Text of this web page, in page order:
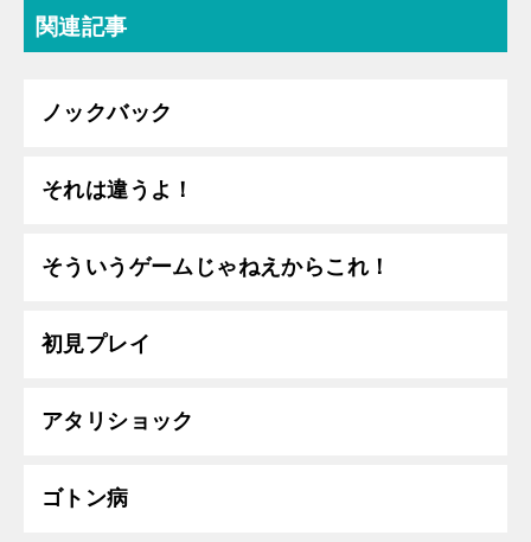
関連記事
ノックバック
それは違うよ！
そういうゲームじゃねえからこれ！
初見プレイ
アタリショック
ゴトン病